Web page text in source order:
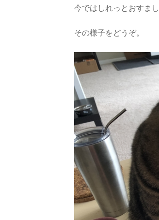
今ではしれっとおすま
その様子をどうぞ。